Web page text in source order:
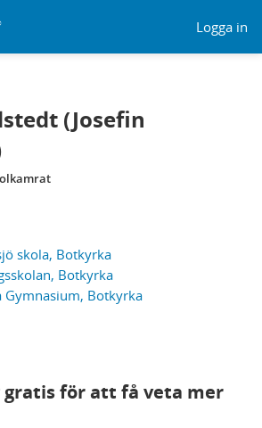
Logga in
(Josefin
skola, Botkyrka
Botkyrka
Gymnasium, Botkyrka
gratis för att få veta mer